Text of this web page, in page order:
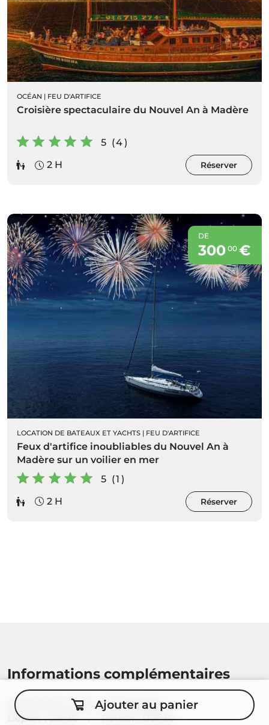
Ajouter au panier
OCÉAN | FEU D'ARTIFICE
Croisière spectaculaire du Nouvel An à Madère
5 (4)
2 H
Réserver
DE
300 00€
LOCATION DE BATEAUX ET YACHTS | FEU D'ARTIFICE
Feux d'artifice inoubliables du Nouvel An à
Madère sur un voilier en mer
5 (1)
2 H
Réserver
Informations complémentaires
Capacité du Yacht : 12 Passagers
Départ : 22h30 / Retour : 00h30